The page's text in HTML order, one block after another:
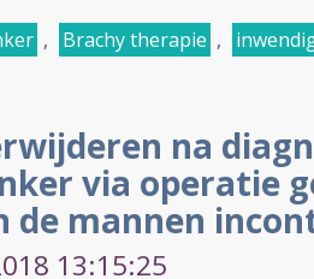
, Brachy therapie ,
na
via operatie
de mannen
13:15:25